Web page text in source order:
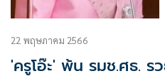
22 พฤษภาคม 2566
'ครูโอ๊ะ' พ้น รมช.ศธ. ร